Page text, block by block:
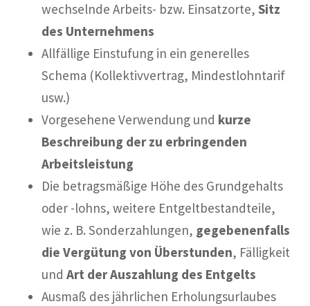
wechselnde Arbeits- bzw. Einsatzorte, Sitz
des Unternehmens
Allfällige Einstufung in ein generelles
Schema (Kollektivvertrag, Mindestlohntarif
usw.)
Vorgesehene Verwendung und kurze
Beschreibung der zu erbringenden
Arbeitsleistung
Die betragsmäßige Höhe des Grundgehalts
oder -lohns, weitere Entgeltbestandteile,
wie z. B. Sonderzahlungen, gegebenenfalls
die Vergütung von Überstunden, Fälligkeit
und Art der Auszahlung des Entgelts
Ausmaß des jährlichen Erholungsurlaubes